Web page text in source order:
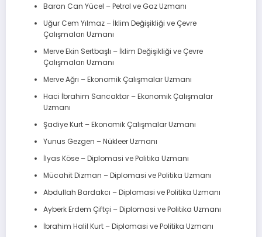
Baran Can Yücel – Petrol ve Gaz Uzmanı
Uğur Cem Yılmaz – İklim Değişikliği ve Çevre
Çalışmaları Uzmanı
Merve Ekin Sertbaşlı – İklim Değişikliği ve Çevre
Çalışmaları Uzmanı
Merve Ağrı – Ekonomik Çalışmalar Uzmanı
Haci İbrahim Sancaktar – Ekonomik Çalışmalar
Uzmanı
Şadiye Kurt – Ekonomik Çalışmalar Uzmanı
Yunus Gezgen – Nükleer Uzmanı
İlyas Köse – Diplomasi ve Politika Uzmanı
Mücahit Dizman – Diplomasi ve Politika Uzmanı
Abdullah Bardakcı – Diplomasi ve Politika Uzmanı
Ayberk Erdem Çiftçi – Diplomasi ve Politika Uzmanı
İbrahim Halil Kurt – Diplomasi ve Politika Uzmanı